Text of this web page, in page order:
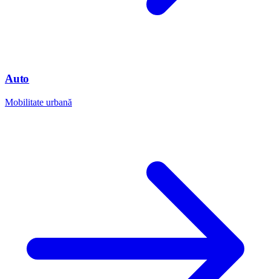
Auto
Mobilitate urbană